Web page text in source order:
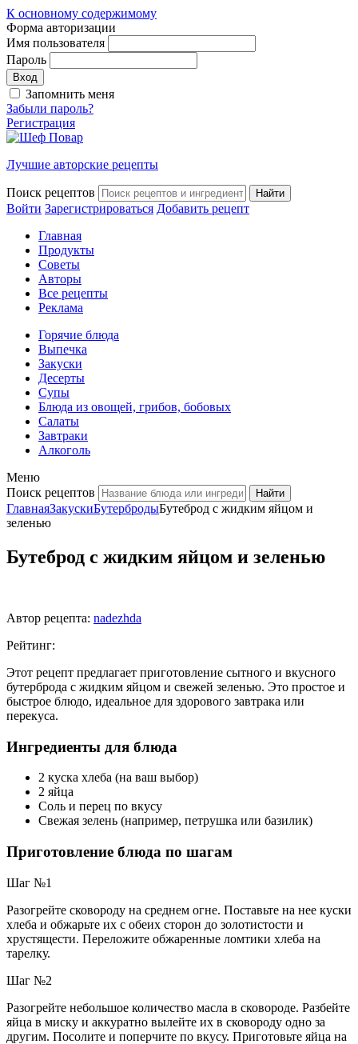
К основному содержимому
Форма авторизации
Имя пользователя
Пароль
Запомнить меня
Забыли пароль?
Регистрация
Лучшие авторские рецепты
Поиск рецептов
Войти Зарегистрироваться Добавить рецепт
Главная
Продукты
Советы
Авторы
Все рецепты
Реклама
Горячие блюда
Выпечка
Закуски
Десерты
Супы
Блюда из овощей, грибов, бобовых
Салаты
Завтраки
Алкоголь
Меню
Поиск рецептов
ГлавнаяЗакускиБутербродыБутеброд с жидким яйцом и
зеленью
Бутеброд с жидким яйцом и зеленью
Автор рецепта: nadezhda
Рейтинг:
Этот рецепт предлагает приготовление сытного и вкусного
бутерброда с жидким яйцом и свежей зеленью. Это простое и
быстрое блюдо, идеальное для здорового завтрака или
перекуса.
Ингредиенты для блюда
2 куска хлеба (на ваш выбор)
2 яйца
Соль и перец по вкусу
Свежая зелень (например, петрушка или базилик)
Приготовление блюда по шагам
Шаг №1
Разогрейте сковороду на среднем огне. Поставьте на нее куски
хлеба и обжарьте их с обеих сторон до золотистости и
хрустящести. Переложите обжаренные ломтики хлеба на
тарелку.
Шаг №2
Разогрейте небольшое количество масла в сковороде. Разбейте
яйца в миску и аккуратно вылейте их в сковороду одно за
другим. Посолите и поперчите по вкусу. Приготовьте яйца на